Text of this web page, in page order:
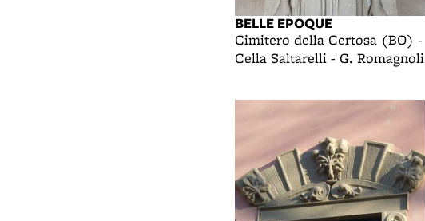
BELLE EPOQUE
Cimitero della Certosa (BO) -
Cella Saltarelli - G. Romagnoli